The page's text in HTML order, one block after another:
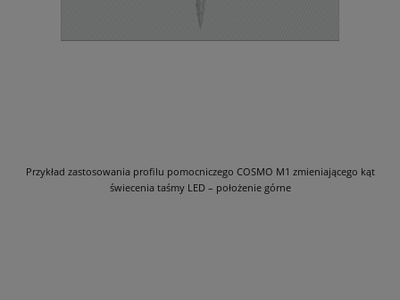
Przykład zastosowania profilu pomocniczego COSMO M1 zmieniającego kąt
świecenia taśmy LED – położenie górne